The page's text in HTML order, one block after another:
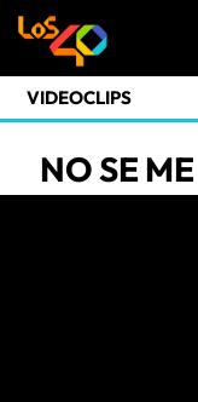
VIDEOCLIPS
NO SE